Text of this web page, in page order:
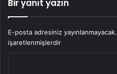
Bir yanıt yazın
E-posta adresiniz yayınlanmayacak.
işaretlenmişlerdir